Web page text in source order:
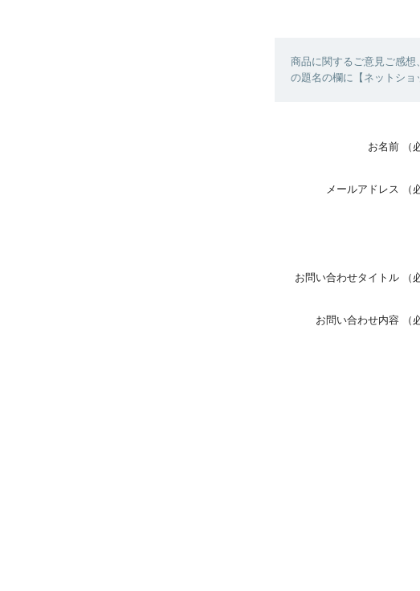
商品に関するご意見ご感
の題名の欄に【ネットシ
お名前 （
メールアドレス （
お問い合わせタイトル （
お問い合わせ内容 （